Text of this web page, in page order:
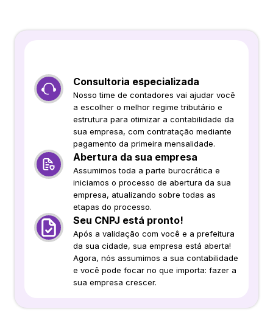
Consultoria especializada
Nosso time de contadores vai ajudar você
a escolher o melhor regime tributário e
estrutura para otimizar a contabilidade da
sua empresa, com contratação mediante
pagamento da primeira mensalidade.
Abertura da sua empresa
Assumimos toda a parte burocrática e
iniciamos o processo de abertura da sua
empresa, atualizando sobre todas as
etapas do processo.
Seu CNPJ está pronto!
Após a validação com você e a prefeitura
da sua cidade, sua empresa está aberta!
Agora, nós assumimos a sua contabilidade
e você pode focar no que importa: fazer a
sua empresa crescer.